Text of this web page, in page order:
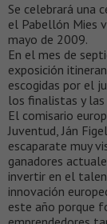
Se celebrará una
el Pabellón Mies
mayo de 2009.
En el mes de
exposición
escogidas por el
los finalistas y las
El comisario
Juventud, Ján
escaparate muy
ganadores
invertir en el
innovación
este año porque